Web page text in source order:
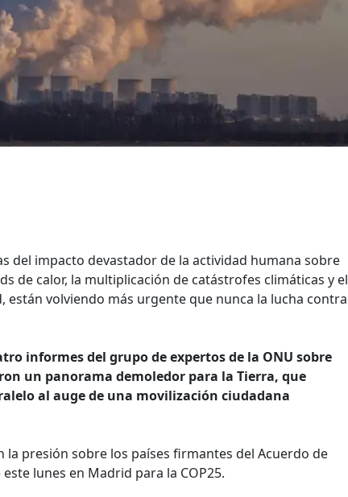
del impacto devastador de la actividad humana sobre
de calor, la multiplicación de catástrofes climáticas y el
están volviendo más urgente que nunca la lucha contra
informes del grupo de expertos de la ONU sobre
un panorama demoledor para la Tierra, que
al auge de una movilización ciudadana
la presión sobre los países firmantes del Acuerdo de
lunes en Madrid para la COP25.